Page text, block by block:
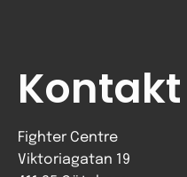
Kontakt
Fighter Centre
Viktoriagatan 19